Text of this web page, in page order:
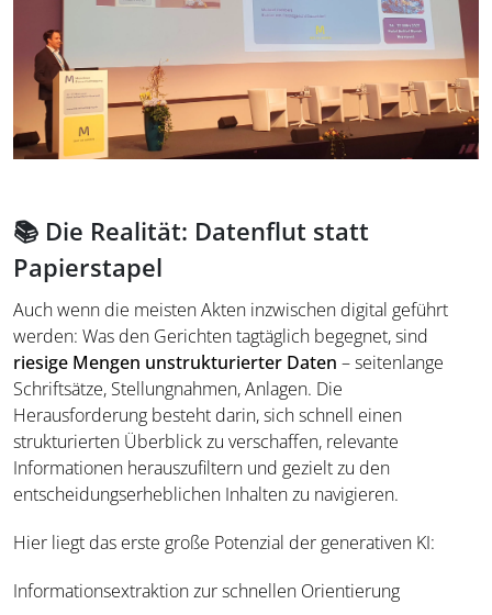
📚 Die Realität: Datenflut statt
Papierstapel
Auch wenn die meisten Akten inzwischen digital geführt
werden: Was den Gerichten tagtäglich begegnet, sind
riesige Mengen unstrukturierter Daten – seitenlange
Schriftsätze, Stellungnahmen, Anlagen. Die
Herausforderung besteht darin, sich schnell einen
strukturierten Überblick zu verschaffen, relevante
Informationen herauszufiltern und gezielt zu den
entscheidungserheblichen Inhalten zu navigieren.
Hier liegt das erste große Potenzial der generativen KI:
Informationsextraktion zur schnellen Orientierung